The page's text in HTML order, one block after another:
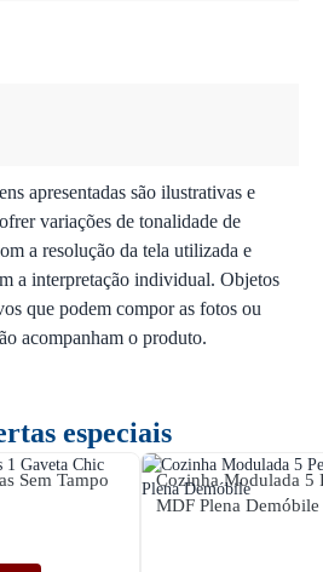
apresentadas são ilustrativas e
variações de tonalidade de
a resolução da tela utilizada e
a interpretação individual. Objetos
que podem compor as fotos ou
acompanham o produto.
especiais
Sem Tampo
Cozinha Modulada 5
MDF Plena Demóbile